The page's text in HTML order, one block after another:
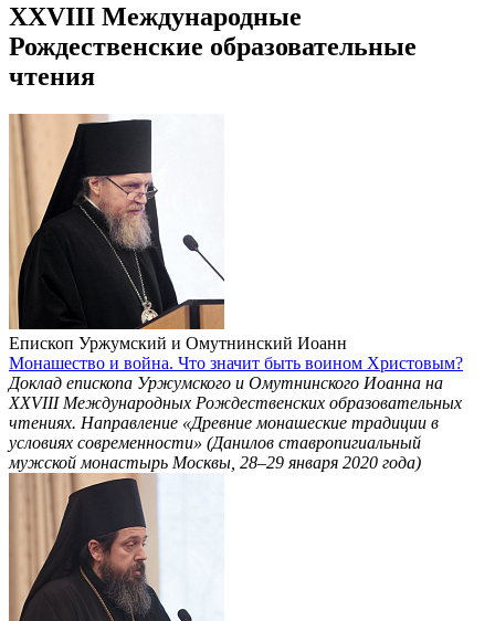
XXVIII Международные
Рождественские образовательные
чтения
Епископ Уржумский и Омутнинский Иоанн
Монашество и война. Что значит быть воином Христовым?
Доклад епископа Уржумского и Омутнинского Иоанна на
ХХVIII Международных Рождественских образовательных
чтениях. Направление «Древние монашеские традиции в
условиях современности» (Данилов ставропигиальный
мужской монастырь Москвы, 28–29 января 2020 года)